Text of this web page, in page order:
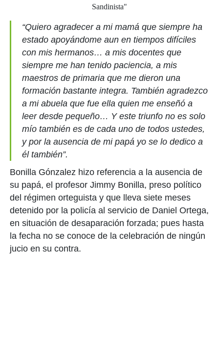
Sandinista"
“Quiero agradecer a mi mamá que siempre ha
estado apoyándome aun en tiempos difíciles
con mis hermanos… a mis docentes que
siempre me han tenido paciencia, a mis
maestros de primaria que me dieron una
formación bastante integra. También agradezco
a mi abuela que fue ella quien me enseñó a
leer desde pequeño… Y este triunfo no es solo
mío también es de cada uno de todos ustedes,
y por la ausencia de mi papá yo se lo dedico a
él también”.
Bonilla Gónzalez hizo referencia a la ausencia de
su papá, el profesor Jimmy Bonilla, preso político
del régimen orteguista y que lleva siete meses
detenido por la policía al servicio de Daniel Ortega,
en situación de desaparación forzada; pues hasta
la fecha no se conoce de la celebración de ningún
jucio en su contra.